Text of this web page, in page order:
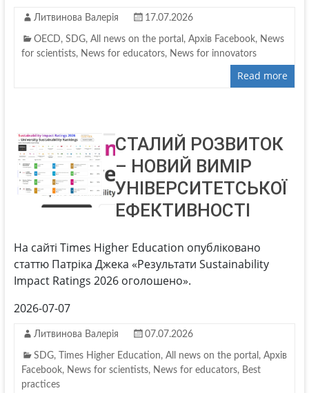
Литвинова Валерія 17.07.2026
OECD, SDG, All news on the portal , Архів Facebook, News
for scientists, News for educators, News for innovators
Read more
СТАЛИЙ РОЗВИТОК
– НОВИЙ ВИМІР
УНІВЕРСИТЕТСЬКОЇ
ЕФЕКТИВНОСТІ
На сайті Times Higher Education опубліковано
статтю Патріка Джека «Результати Sustainability
Impact Ratings 2026 оголошено».
2026-07-07
Литвинова Валерія 07.07.2026
SDG, Times Higher Education, All news on the portal , Архів
Facebook, News for scientists, News for educators, Best
practices